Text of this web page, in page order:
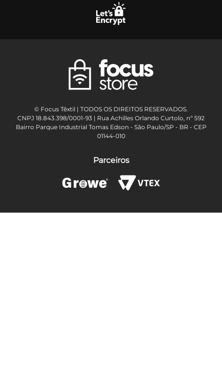
© Focus Têxtil | TODOS OS DIREITOS RESERVADOS.
CNPJ 18.843.398/0001-93 | Rua Achilles Orlando Curtolo, nº 592
Bairro Parque Industrial Tomas Edson - São Paulo/SP - BR - CEP
01144-010
Parceiros